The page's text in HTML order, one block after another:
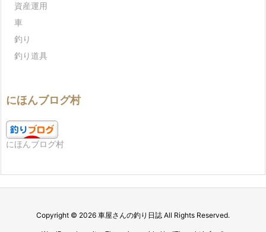
資産運用
車
釣り
釣り道具
にほんブログ村
にほんブログ村
Copyright © 2026 車屋さんの釣り日誌 All Rights Reserved.